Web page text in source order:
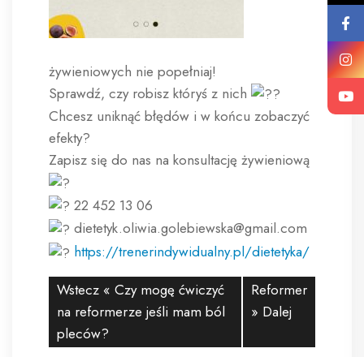
żywieniowych nie popełniaj!
Sprawdź, czy robisz któryś z nich
Chcesz uniknąć błędów i w końcu zobaczyć
efekty?
Zapisz się do nas na konsultację żywieniową
22 452 13 06
dietetyk.oliwia.golebiewska@gmail.com
https://trenerindywidualny.pl/dietetyka/
Wstecz « Czy mogę ćwiczyć
na reformerze jeśli mam ból
pleców?
Reformer
» Dalej